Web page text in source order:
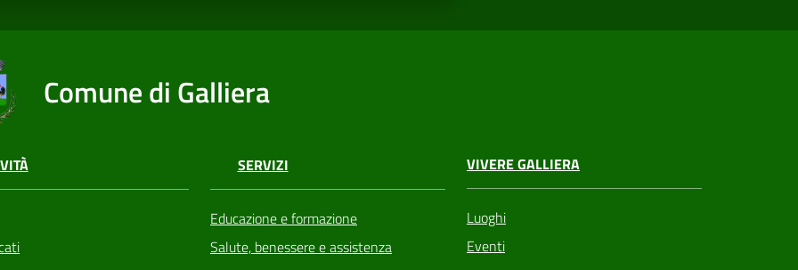
Comune di Galliera
SERVIZI
Educazione e formazione
Salute, benessere e assistenza
VIVERE GALLIERA
Luoghi
Eventi